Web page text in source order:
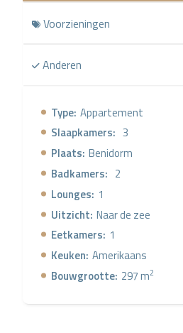
Voorzieningen
Anderen
Type: Appartement
Slaapkamers: 3
Plaats: Benidorm
Badkamers: 2
Lounges: 1
Uitzicht: Naar de zee
Eetkamers: 1
Keuken: Amerikaans
Bouwgrootte: 297 m2